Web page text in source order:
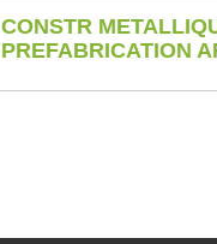
CONSTR
PREFABRICATION